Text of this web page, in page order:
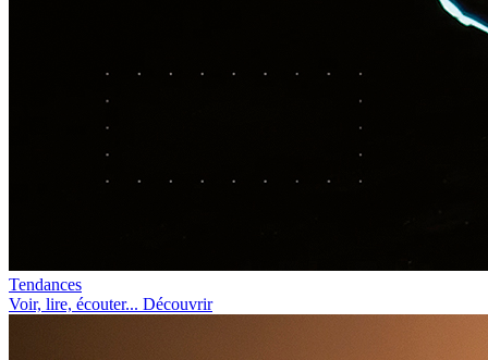
Tendances
Voir, lire, écouter... Découvrir